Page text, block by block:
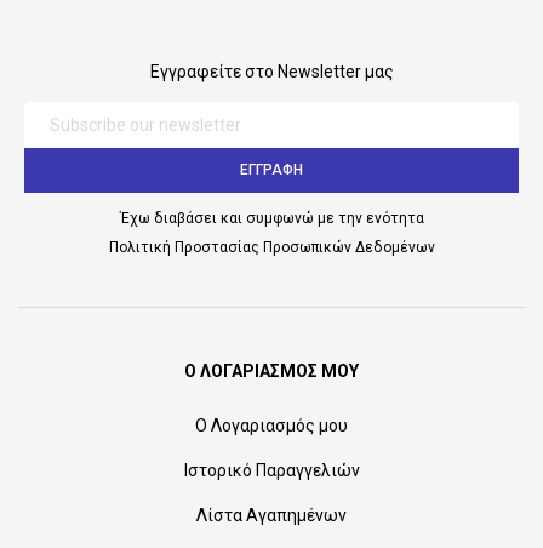
Εγγραφείτε στο Newsletter μας
ΕΓΓΡΑΦΗ
Έχω διαβάσει και συμφωνώ με την ενότητα
Πολιτική Προστασίας Προσωπικών Δεδομένων
Ο ΛΟΓΑΡΙΑΣΜΟΣ ΜΟΥ
Ο Λογαριασμός μου
Ιστορικό Παραγγελιών
Λίστα Αγαπημένων